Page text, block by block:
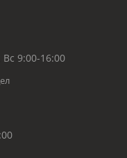
Вс 9:00-16:00